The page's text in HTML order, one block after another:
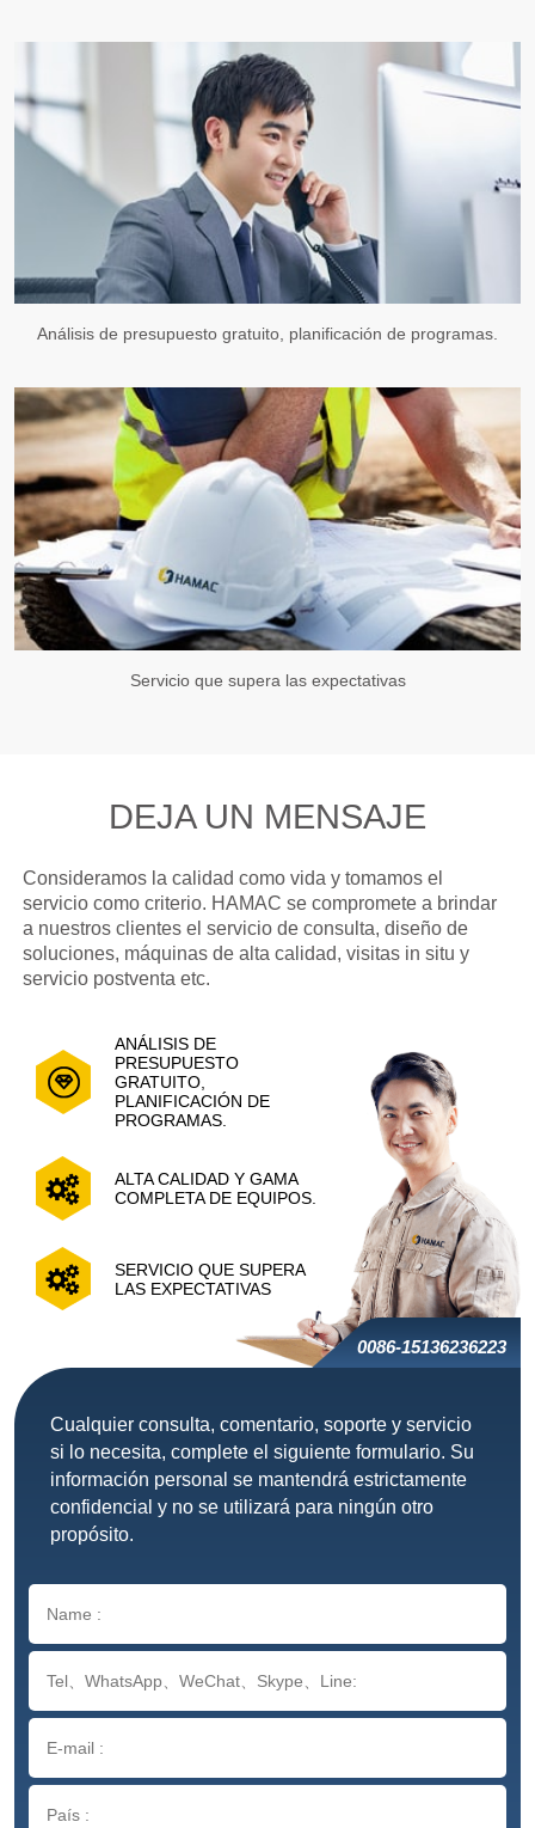
Análisis de presupuesto gratuito, planificación de programas.
Servicio que supera las expectativas
DEJA UN MENSAJE
Consideramos la calidad como vida y tomamos el
servicio como criterio. HAMAC se compromete a brindar
a nuestros clientes el servicio de consulta, diseño de
soluciones, máquinas de alta calidad, visitas in situ y
servicio postventa etc.
ANÁLISIS DE
PRESUPUESTO
GRATUITO,
PLANIFICACIÓN DE
PROGRAMAS.
ALTA CALIDAD Y GAMA
COMPLETA DE EQUIPOS.
SERVICIO QUE SUPERA
LAS EXPECTATIVAS
0086-15136236223
Cualquier consulta, comentario, soporte y servicio
si lo necesita, complete el siguiente formulario. Su
información personal se mantendrá estrictamente
confidencial y no se utilizará para ningún otro
propósito.